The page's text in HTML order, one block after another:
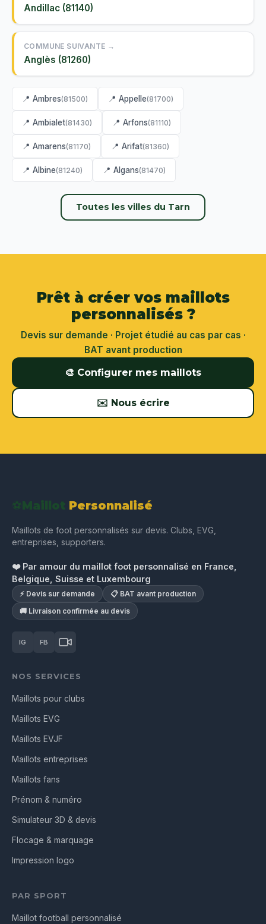
Andillac (81140)
COMMUNE SUIVANTE →
Anglès (81260)
📍 Ambres(81500) 📍 Appelle(81700)
📍 Ambialet(81430) 📍 Arfons(81110)
📍 Amarens(81170) 📍 Arifat(81360)
📍 Albine(81240) 📍 Algans(81470)
Toutes les villes du Tarn
Prêt à créer vos maillots
personnalisés ?
Devis sur demande · Projet étudié au cas par cas ·
BAT avant production
🎨 Configurer mes maillots
✉️ Nous écrire
⚽Maillot Personnalisé
Maillots de foot personnalisés sur devis. Clubs, EVG,
entreprises, supporters.
❤️ Par amour du maillot foot personnalisé en France,
Belgique, Suisse et Luxembourg
⚡ Devis sur demande
📋 BAT avant production
🚚 Livraison confirmée au devis
IG FB
NOS SERVICES
Maillots pour clubs
Maillots EVG
Maillots EVJF
Maillots entreprises
Maillots fans
Prénom & numéro
Simulateur 3D & devis
Flocage & marquage
Impression logo
PAR SPORT
Maillot football personnalisé